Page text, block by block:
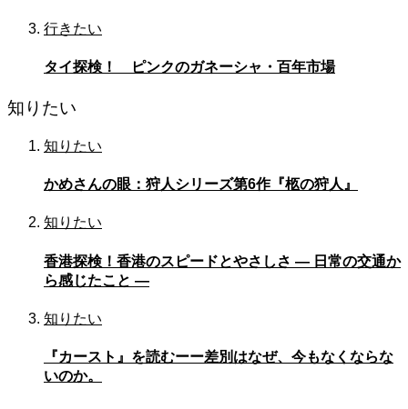
行きたい
タイ探検！ ピンクのガネーシャ・百年市場
知りたい
知りたい
かめさんの眼：狩人シリーズ第6作『柩の狩人』
知りたい
香港探検！香港のスピードとやさしさ — 日常の交通か
ら感じたこと —
知りたい
『カースト』を読むーー差別はなぜ、今もなくならな
いのか。